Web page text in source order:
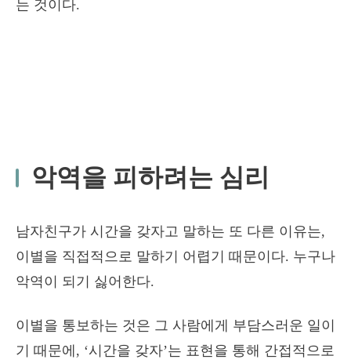
는 것이다.
악역을 피하려는 심리
남자친구가 시간을 갖자고 말하는 또 다른 이유는,
이별을 직접적으로 말하기 어렵기 때문이다. 누구나
악역이 되기 싫어한다.
이별을 통보하는 것은 그 사람에게 부담스러운 일이
기 때문에, ‘시간을 갖자’는 표현을 통해 간접적으로